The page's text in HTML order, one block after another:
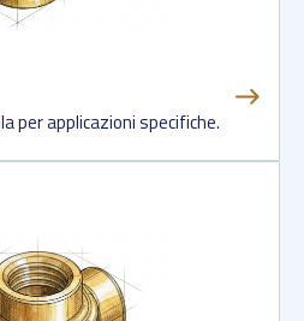
per applicazioni specifiche.